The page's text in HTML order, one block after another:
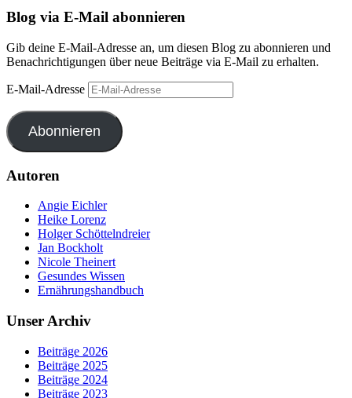
Blog via E-Mail abonnieren
Gib deine E-Mail-Adresse an, um diesen Blog zu abonnieren und
Benachrichtigungen über neue Beiträge via E-Mail zu erhalten.
E-Mail-Adresse
Abonnieren
Autoren
Angie Eichler
Heike Lorenz
Holger Schöttelndreier
Jan Bockholt
Nicole Theinert
Gesundes Wissen
Ernährungshandbuch
Unser Archiv
Beiträge 2026
Beiträge 2025
Beiträge 2024
Beiträge 2023